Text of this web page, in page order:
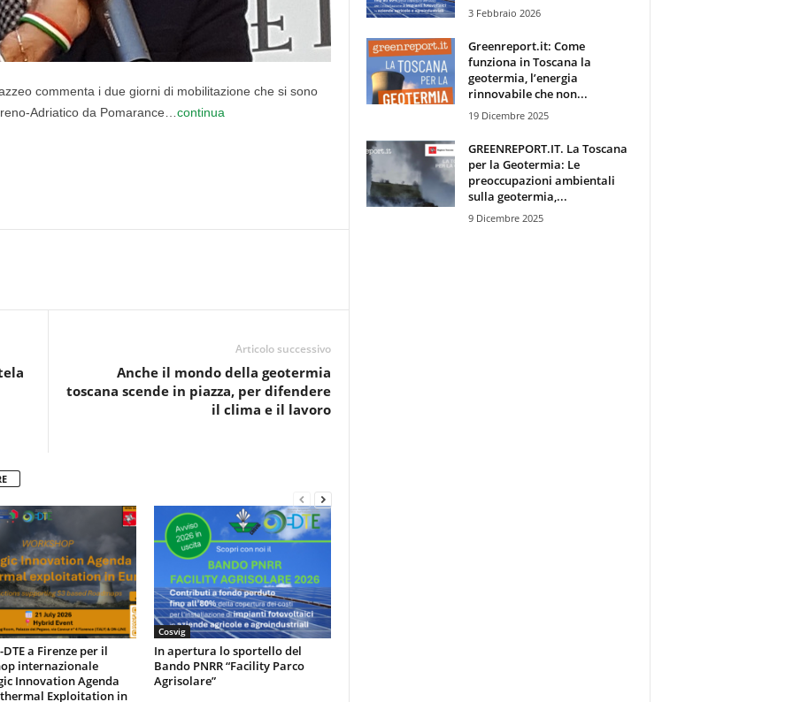
commenta i due giorni di mobilitazione che si sono
Adriatico da Pomarance… continua
Articolo successivo
Anche il mondo della geotermia
toscana scende in piazza, per difendere
il clima e il lavoro
DTE a Firenze per il
internazionale
Innovation Agenda
Exploitation in
Cosvig
In apertura lo sportello del
Bando PNRR “Facility Parco
Agrisolare”
3 Febbraio 2026
Greenreport.it: Come
funziona in Toscana la
geotermia, l’energia
rinnovabile che non...
19 Dicembre 2025
GREENREPORT.IT. La Toscana
per la Geotermia: Le
preoccupazioni ambientali
sulla geotermia,...
9 Dicembre 2025